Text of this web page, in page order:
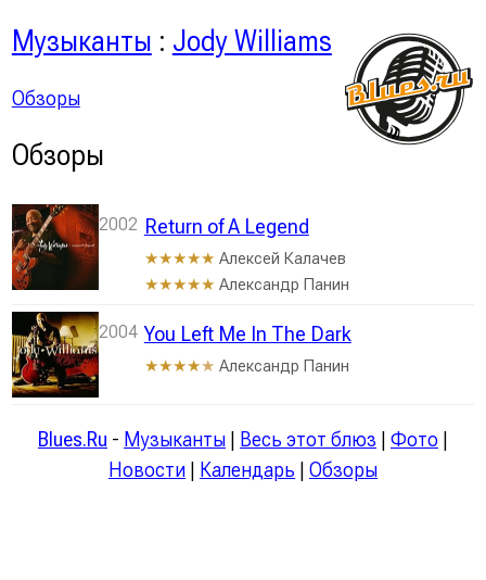
Музыканты : Jody Williams
Обзоры
Обзоры
2002 Return of A Legend
★★★★★ Алексей Калачев
★★★★★ Александр Панин
2004 You Left Me In The Dark
★★★★★ Александр Панин
Blues.Ru - Музыканты Весь этот блюз Фото
Новости
Календарь Обзоры